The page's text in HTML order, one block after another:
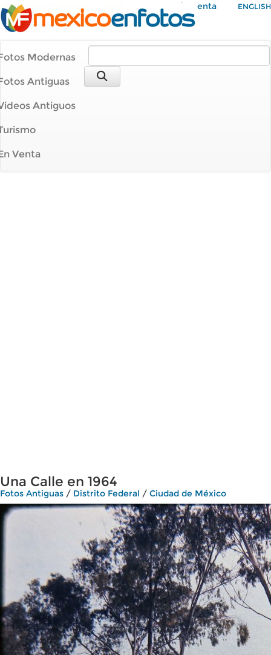
Mi Cuenta ENGLISH
Modernas
Antiguas
Antiguos
Venta
Una Calle en 1964
Fotos Antiguas / Distrito Federal / Ciudad de México